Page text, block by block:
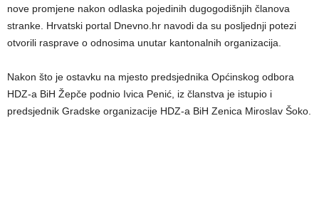
nove promjene nakon odlaska pojedinih dugogodišnjih članova
stranke. Hrvatski portal Dnevno.hr navodi da su posljednji potezi
otvorili rasprave o odnosima unutar kantonalnih organizacija.
Nakon što je ostavku na mjesto predsjednika Općinskog odbora
HDZ-a BiH Žepče podnio Ivica Penić, iz članstva je istupio i
predsjednik Gradske organizacije HDZ-a BiH Zenica Miroslav Šoko.